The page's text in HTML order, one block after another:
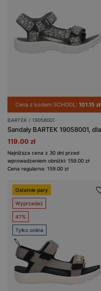
Cena z kodem SCHOOL: 101.15 zł
BARTEK / 19058001
119.00 zł
Najniższa cena z 30 dni przed
wprowadzeniem obniżki: 159.00 zł
Cena regularna: 159.00 zł
Ostatnie pary
Wyprzedaż
47%
Tylko online